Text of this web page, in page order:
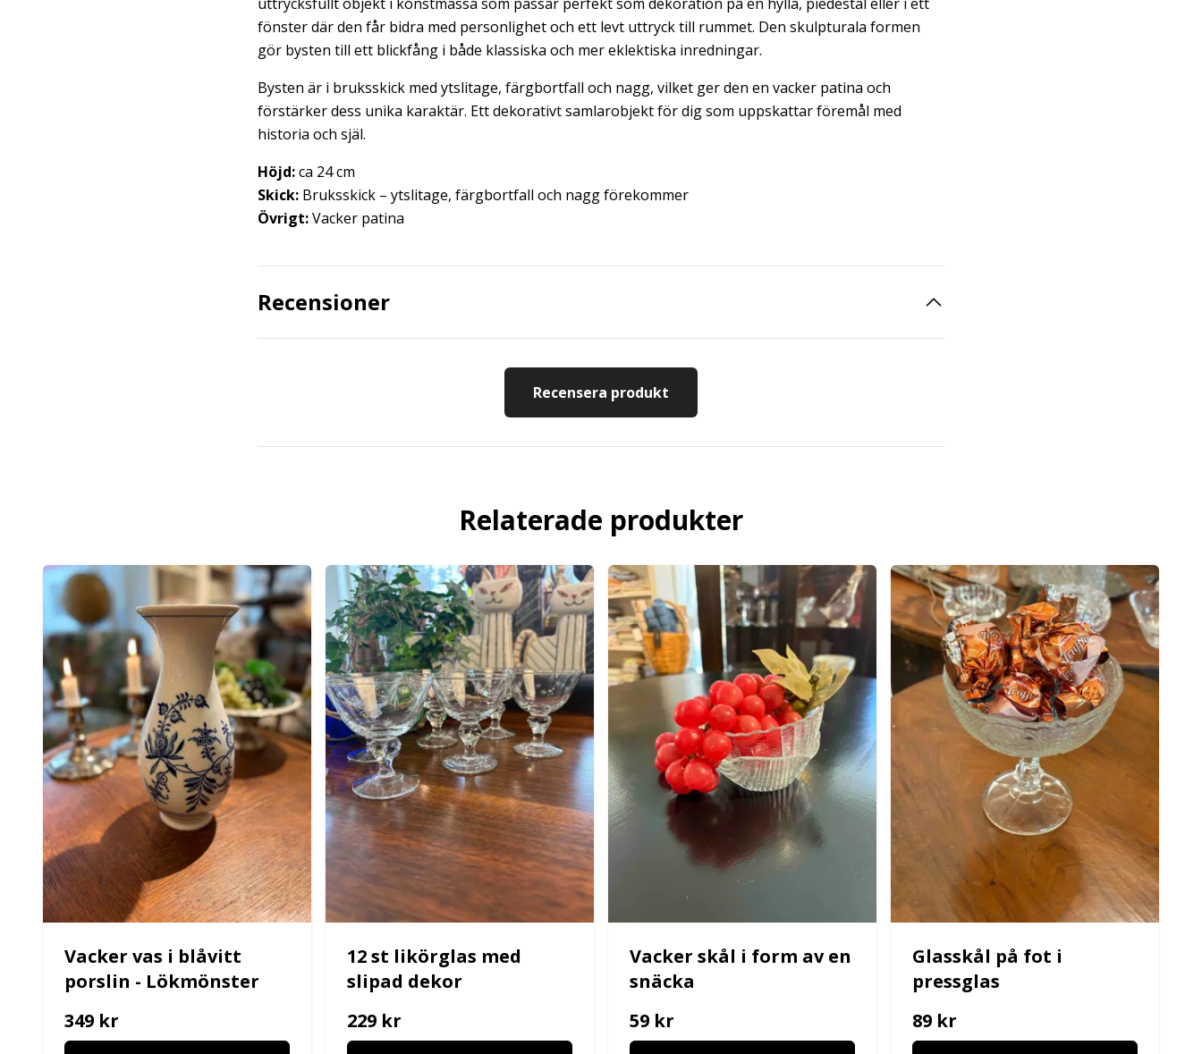
fönster där den får bidra med personlighet och ett levt uttryck till rummet. Den skulpturala formen
gör bysten till ett blickfång i både klassiska och mer eklektiska inredningar.
Bysten är i bruksskick med ytslitage, färgbortfall och nagg, vilket ger den en vacker patina och
förstärker dess unika karaktär. Ett dekorativt samlarobjekt för dig som uppskattar föremål med
historia och själ.
Höjd:ca 24 cm
Skick: Bruksskick – ytslitage, färgbortfall och nagg förekommer
Övrigt:Vacker patina
Recensioner
Recensera produkt
Relaterade produkter
Vacker vas i blåvitt
porslin - Lökmönster
349 kr
12 st likörglas med
slipad dekor
229 kr
Vacker skål i form av en
snäcka
59 kr
Glasskål på fot i
pressglas
89 kr